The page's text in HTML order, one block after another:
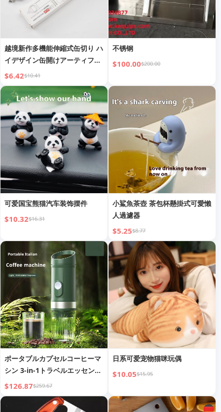
越境新作多機能伸縮式缶切り ハ
イデザイン缶開けアーティファ
クト ビール瓶オープナー コル
ク抜きねじキャップリムーバー
$6.42$10.41
不锈钢
$100.00$200.00
可爱国宝熊猫汽车装饰摆件
$10.32$16.31
小鯊魚茶壺 茶包杯懸掛式可愛懶
人過濾器
$5.25$8.77
ポータブルカプセルコーヒーマ
シン 3-in-1トラベルエッセンシ
ャル
$126.87$259.67
日系可爱宠物猫咪玩偶
$10.05$15.95